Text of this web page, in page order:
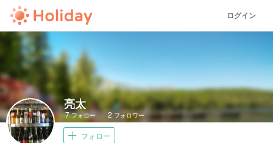
ログイン
亮太
7フォロー 2 フォロワー
フォロー